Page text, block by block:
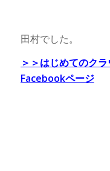
田村でした。
＞＞はじめてのク
Facebookページ